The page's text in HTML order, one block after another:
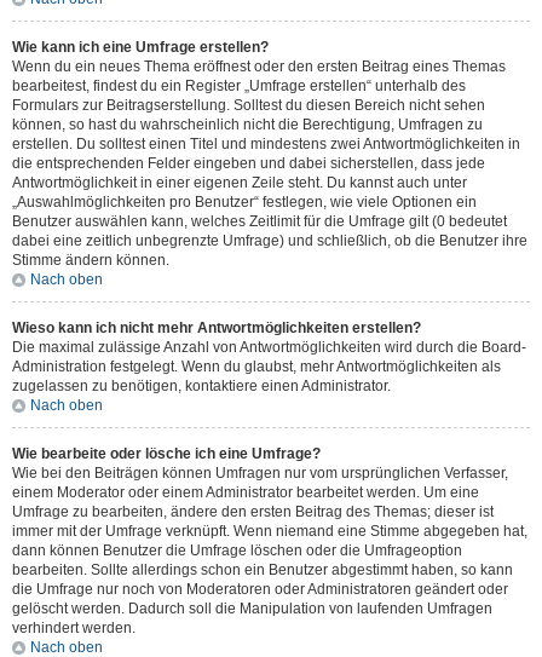
Wie kann ich eine Umfrage erstellen?
Wenn du ein neues Thema eröffnest oder den ersten Beitrag eines Themas
bearbeitest, findest du ein Register „Umfrage erstellen“ unterhalb des
Formulars zur Beitragserstellung. Solltest du diesen Bereich nicht sehen
können, so hast du wahrscheinlich nicht die Berechtigung, Umfragen zu
erstellen. Du solltest einen Titel und mindestens zwei Antwortmöglichkeiten in
die entsprechenden Felder eingeben und dabei sicherstellen, dass jede
Antwortmöglichkeit in einer eigenen Zeile steht. Du kannst auch unter
„Auswahlmöglichkeiten pro Benutzer“ festlegen, wie viele Optionen ein
Benutzer auswählen kann, welches Zeitlimit für die Umfrage gilt (0 bedeutet
dabei eine zeitlich unbegrenzte Umfrage) und schließlich, ob die Benutzer ihre
Stimme ändern können.
Nach oben
Wieso kann ich nicht mehr Antwortmöglichkeiten erstellen?
Die maximal zulässige Anzahl von Antwortmöglichkeiten wird durch die Board-
Administration festgelegt. Wenn du glaubst, mehr Antwortmöglichkeiten als
zugelassen zu benötigen, kontaktiere einen Administrator.
Nach oben
Wie bearbeite oder lösche ich eine Umfrage?
Wie bei den Beiträgen können Umfragen nur vom ursprünglichen Verfasser,
einem Moderator oder einem Administrator bearbeitet werden. Um eine
Umfrage zu bearbeiten, ändere den ersten Beitrag des Themas; dieser ist
immer mit der Umfrage verknüpft. Wenn niemand eine Stimme abgegeben hat,
dann können Benutzer die Umfrage löschen oder die Umfrageoption
bearbeiten. Sollte allerdings schon ein Benutzer abgestimmt haben, so kann
die Umfrage nur noch von Moderatoren oder Administratoren geändert oder
gelöscht werden. Dadurch soll die Manipulation von laufenden Umfragen
verhindert werden.
Nach oben